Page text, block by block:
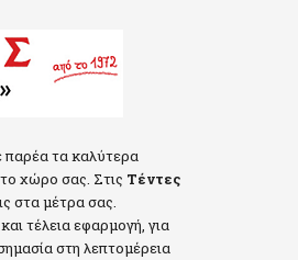
παρέα τα καλύτερα
χώρο σας. Στις Τέντες
στα μέτρα σας.
τέλεια εφαρμογή, για
στη λεπτομέρεια